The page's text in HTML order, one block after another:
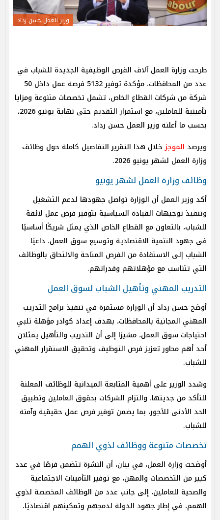
وزير العمل حسن رداد
طرحت وزارة العمل آلاف الفرص الوظيفية الجديدة للشباب في
عدد من المحافظات، مؤكدة توفير 5132 فرصة عمل داخل 50
شركة من شركات القطاع الخاص، تشمل تخصصات متنوعة ومزايا
تأمينية للعاملين، مع استمرار التقديم حتى نهاية يونيو 2026،
بحسب ما أعلنه وزير العمل حسن رداد.
ويرصد الموجزخلال هذا التقرير التفاصيل كاملة حول وظائف
وزارة العمل لشهر يونيو 2026.
وظائف وزارة العمل لشهر يونيو
أكد وزير العمل أن الوزارة تواصل جهودها لدعم التشغيل
وتنفيذ توجيهات القيادة السياسية بتوفير فرص عمل لائقة
للشباب، بالتعاون مع القطاع الخاص الذي يمثل شريكًا أساسيًا
في جهود التنمية الاقتصادية وتوسيع سوق العمل، داعيًا
الشباب إلى الاستفادة من الفرص المتاحة والالتحاق بالوظائف
التي تتناسب مع مؤهلاتهم وقدراتهم.
التدريب المهني وتأهيل الشباب لسوق العمل
أوضح حسن رداد أن الوزارة مستمرة في تنفيذ برامج التدريب
المهني المجانية بالمحافظات، بهدف إعداد كوادر مؤهلة تلبي
احتياجات سوق العمل، مشيرًا إلى أن التدريب والتأهيل يمثلان
أحد أهم محاور تعزيز فرص التوظيف وتحقيق الاستقرار المهني
للشباب.
وشدد الوزير على أهمية المتابعة الميدانية للوظائف المعلنة
للتأكد من جديتها، والتزام الشركات بحقوق العاملين وتطبيق
الحد الأدنى للأجور، بما يضمن توفير فرص عمل حقيقية وآمنة
للشباب.
تخصصات متنوعة ووظائف لذوي الهمم
أوضحت وزارة العمل، في بيان، أن النشرة تتضمن فرصًا في عدد
كبير من التخصصات والمهن، مع توفير التأمينات الاجتماعية
والصحية للعاملين، إلى جانب عدد من الوظائف المخصصة لذوي
الهمم، في إطار جهود الدولة لدمجهم وتمكينهم اقتصاديًا.